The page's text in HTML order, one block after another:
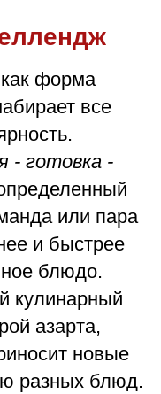
форма
все
- готовка -
или пара
и быстрее
блюдо.
кулинарный
азарта,
новые
разных блюд.